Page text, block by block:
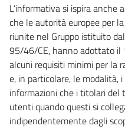
L’informativa si ispira anche
che le autorità europee per
riunite nel Gruppo istituito
95/46/CE, hanno adottato il
alcuni requisiti minimi per la
e, in particolare, le modalità,
informazioni che i titolari
utenti quando questi si
indipendentemente dagli